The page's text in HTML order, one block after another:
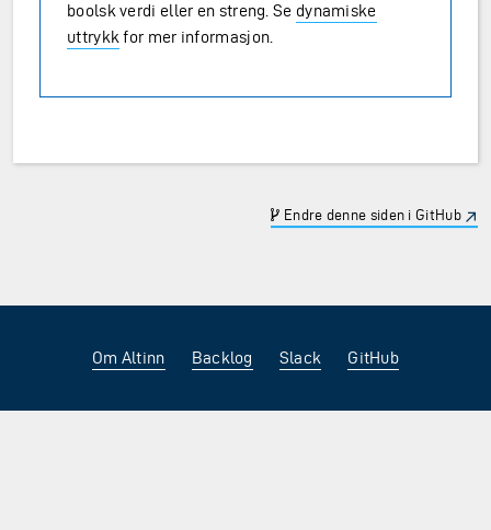
boolsk verdi eller en streng. Se dynamiske
uttrykk for mer informasjon.
Endre denne siden i GitHub
Om Altinn Backlog Slack GitHub